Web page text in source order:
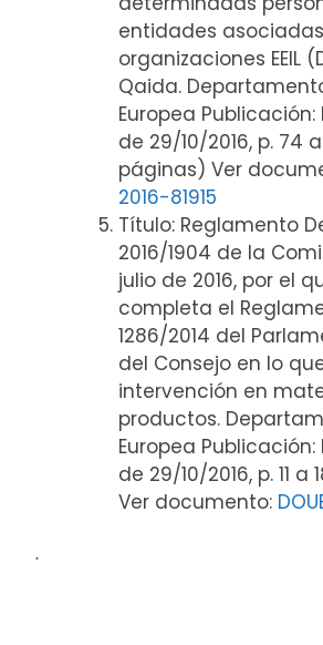
entidades
organizaciones EEIL
Qaida.
Europea Publicación:
de 29/10/2016, p. 74
páginas) Ver
2016-81915
Título: Reglamento
2016/1904 de la
julio de 2016, por el
completa el
1286/2014 del
del Consejo en lo
intervención en
productos.
Europea Publicación:
de 29/10/2016, p. 11
Ver documento:
ᐧ